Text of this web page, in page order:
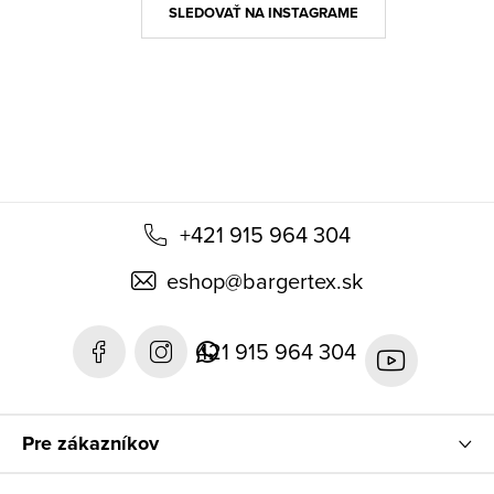
+421 915 964 304
eshop@bargertex.sk
421 915 964 304
SLEDOVAŤ NA INSTAGRAME
Pre zákazníkov